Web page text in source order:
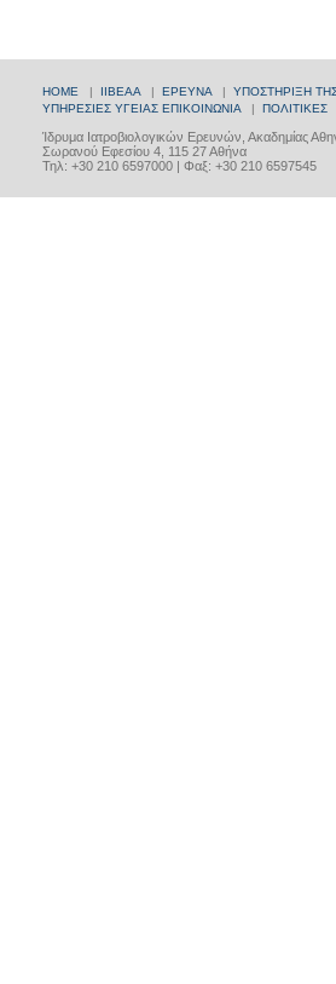
HOME | ΙΙΒΕΑΑ | ΕΡΕΥΝΑ | ΥΠΟΣΤΗΡΙΞΗ
ΥΠΗΡΕΣΙΕΣ ΥΓΕΙΑΣ ΕΠΙΚΟΙΝΩΝΙΑ | ΠΟΛΙΤΙΚΕΣ
Ίδρυμα Ιατροβιολογικών Ερευνών, Ακαδημίας
Σωρανού Εφεσίου 4, 115 27 Αθήνα
Τηλ: +30 210 6597000 | Φαξ: +30 210 6597545